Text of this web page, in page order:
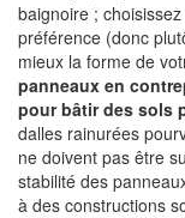
baignoire ;
préférence (donc
mieux la forme de
panneaux en
pour bâtir des sols
dalles rainurées
ne doivent pas être
stabilité des
à des constructions